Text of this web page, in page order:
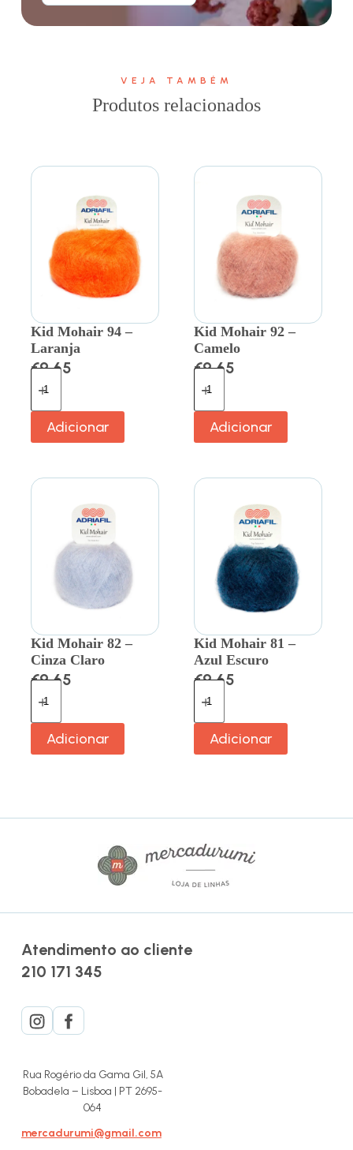
VEJA TAMBÉM
Produtos relacionados
Kid Mohair 94 –
Laranja
€9.65
Adicionar
Kid Mohair 92 –
Camelo
€9.65
Adicionar
Kid Mohair 82 –
Cinza Claro
€9.65
Adicionar
Kid Mohair 81 –
Azul Escuro
€9.65
Adicionar
Atendimento ao cliente
210 171 345
Rua Rogério da Gama Gil, 5A
Bobadela – Lisboa | PT 2695-
064
mercadurumi@gmail.com